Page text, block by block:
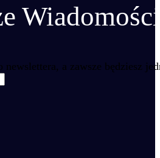
newslettera, a zawsze będziesz